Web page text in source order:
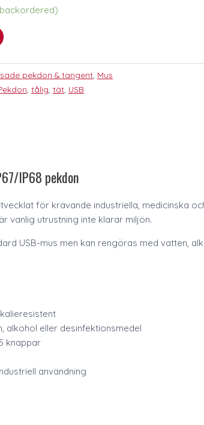
pekdon & tangent Mus
tålig tät USB
IP68 pekdon
för krävande industriella, medicinska
vanlig utrustning inte klarar miljön.
USB-mus men kan rengöras med vatten,
alkohol eller desinfektionsmedel
knappar
användning